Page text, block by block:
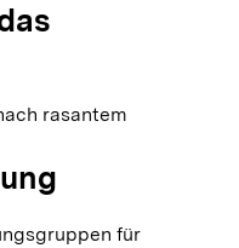
rasantem
für